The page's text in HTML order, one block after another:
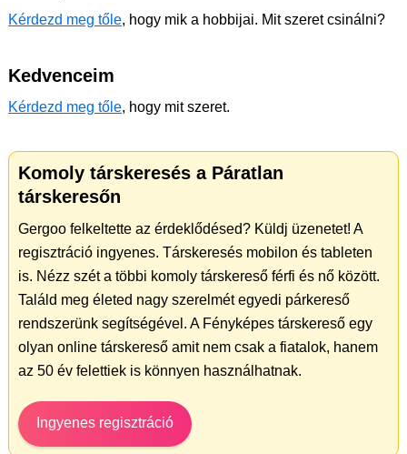
Kérdezd meg tőle, hogy mik a hobbijai. Mit szeret csinálni?
Kedvenceim
Kérdezd meg tőle, hogy mit szeret.
Komoly társkeresés a Páratlan
társkeresőn
Gergoo felkeltette az érdeklődésed? Küldj üzenetet! A
regisztráció ingyenes. Társkeresés mobilon és tableten
is. Nézz szét a többi komoly társkereső férfi és nő között.
Találd meg életed nagy szerelmét egyedi párkereső
rendszerünk segítségével. A Fényképes társkereső egy
olyan online társkereső amit nem csak a fiatalok, hanem
az 50 év felettiek is könnyen használhatnak.
Ingyenes regisztráció